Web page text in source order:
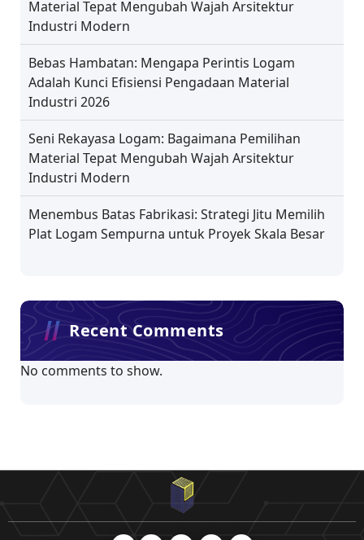
Material Tepat Mengubah Wajah Arsitektur
Industri Modern
Bebas Hambatan: Mengapa Perintis Logam
Adalah Kunci Efisiensi Pengadaan Material
Industri 2026
Seni Rekayasa Logam: Bagaimana Pemilihan
Material Tepat Mengubah Wajah Arsitektur
Industri Modern
Menembus Batas Fabrikasi: Strategi Jitu Memilih
Plat Logam Sempurna untuk Proyek Skala Besar
Recent Comments
No comments to show.